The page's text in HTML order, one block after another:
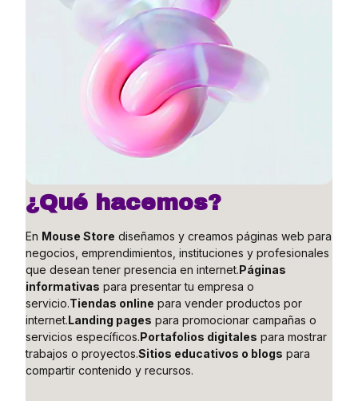
¿Qué hacemos?
En Mouse Store diseñamos y creamos páginas web para
negocios, emprendimientos, instituciones y profesionales
que desean tener presencia en internet.Páginas
informativas para presentar tu empresa o
servicio.Tiendas online para vender productos por
internet.Landing pages para promocionar campañas o
servicios específicos.Portafolios digitales para mostrar
trabajos o proyectos.Sitios educativos o blogs para
compartir contenido y recursos.